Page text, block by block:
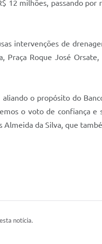
12 milhões, passando
intervenções de
Praça Roque José
o propósito do
o voto de confiança
Almeida da Silva, que
notícia.